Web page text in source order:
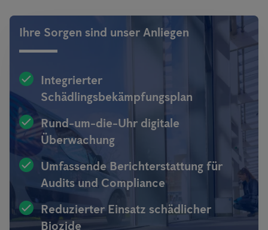
Ihre Sorgen sind unser Anliegen
Integrierter
Schädlingsbekämpfungsplan
Rund-um-die-Uhr digitale
Überwachung
Umfassende Berichterstattung für
Audits und Compliance
Reduzierter Einsatz schädlicher
Biozide